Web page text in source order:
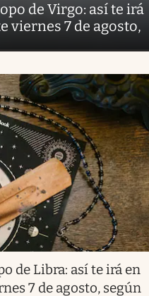
de Virgo: así te irá
viernes 7 de agosto,
de Libra: así te irá en
7 de agosto, según